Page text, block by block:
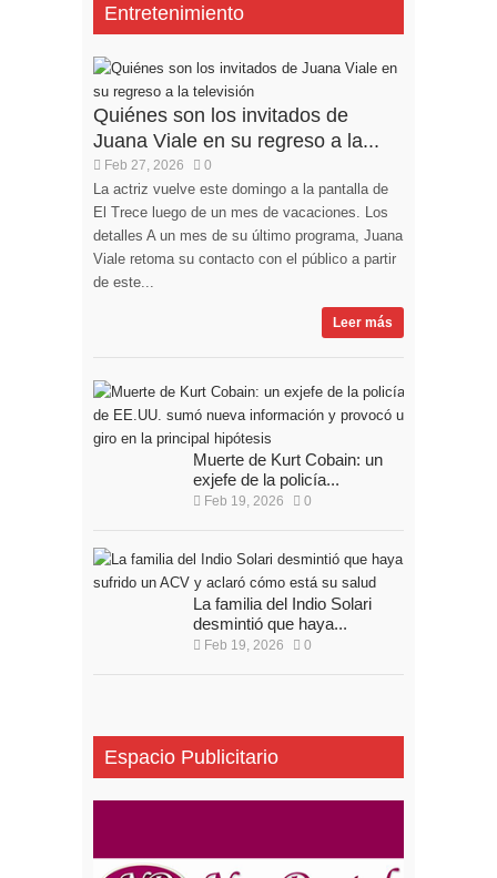
Entretenimiento
Quiénes son los invitados de
Juana Viale en su regreso a la...
Feb 27, 2026 0
La actriz vuelve este domingo a la pantalla de
El Trece luego de un mes de vacaciones. Los
detalles A un mes de su último programa, Juana
Viale retoma su contacto con el público a partir
de este...
Leer más
Muerte de Kurt Cobain: un
exjefe de la policía...
Feb 19, 2026 0
La familia del Indio Solari
desmintió que haya...
Feb 19, 2026 0
Espacio Publicitario